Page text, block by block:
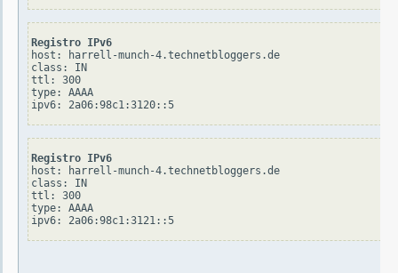
Registro IPv6
host: harrell-munch-4.technetbloggers.de
class: IN
ttl: 300
type: AAAA
Registro IPv6
host: harrell-munch-4.technetbloggers.de
class: IN
ttl: 300
type: AAAA